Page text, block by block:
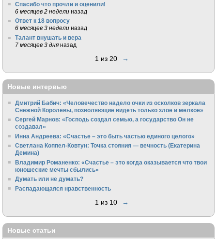
Спасибо что прочли и оценили!
6 месяцев 2 недели назад
Ответ к 18 вопросу
6 месяцев 3 недели назад
Талант внушать и вера
7 месяцев 3 дня назад
1 из 20 →
Новые интервью
Дмитрий Бабич: «Человечество надело очки из осколков зеркала
Снежной Королевы, позволяющие видеть только злое и мелкое»
Сергей Марнов: «Господь создал семью, а государство Он не
создавал»
Инна Андреева: «Счастье – это быть частью единого целого»
Светлана Коппел-Ковтун: Точка стояния — вечность (Екатерина
Демина)
Владимир Романенко: «Счастье – это когда оказывается что твои
юношеские мечты сбылись»
Думать или не думать?
Распадающаяся нравственность
1 из 10 →
Новые статьи